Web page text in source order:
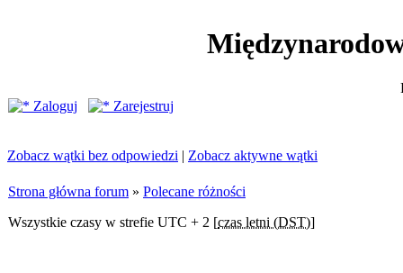
Zaloguj
Zarejestruj
Zobacz wątki bez odpowiedzi | Zobacz aktywne wątki
Strona główna forum » Polecane różności
Wszystkie czasy w strefie UTC + 2 [czas letni (DST)]